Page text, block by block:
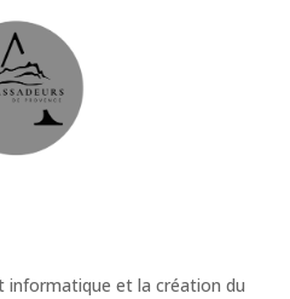
informatique et la création du